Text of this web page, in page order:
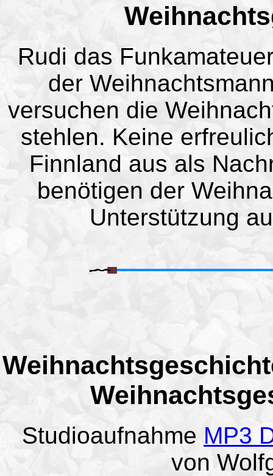
Rudi das
der
versuchen die
stehlen. Keine
Finnland aus als
benötigen der
Unterstützung
Studioaufnahme MP3
von